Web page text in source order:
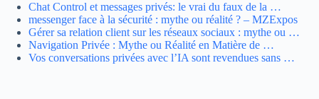
Chat Control et messages privés: le vrai du faux de la …
messenger face à la sécurité : mythe ou réalité ? – MZExpos
Gérer sa relation client sur les réseaux sociaux : mythe ou …
Navigation Privée : Mythe ou Réalité en Matière de …
Vos conversations privées avec l’IA sont revendues sans …